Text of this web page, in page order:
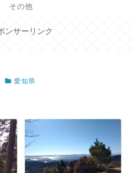
その他
ンサーリンク
愛知県